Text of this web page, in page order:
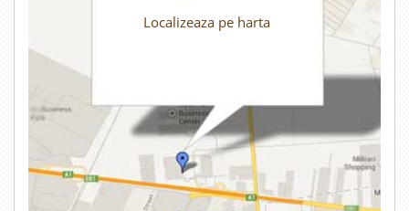
Localizeaza pe harta